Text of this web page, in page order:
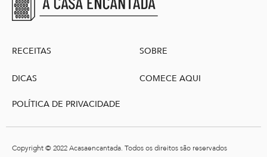
RECEITAS
DICAS
SOBRE
COMECE AQUI
POLÍTICA DE PRIVACIDADE
Copyright © 2022 Acasaencantada. Todos os direitos são reservados